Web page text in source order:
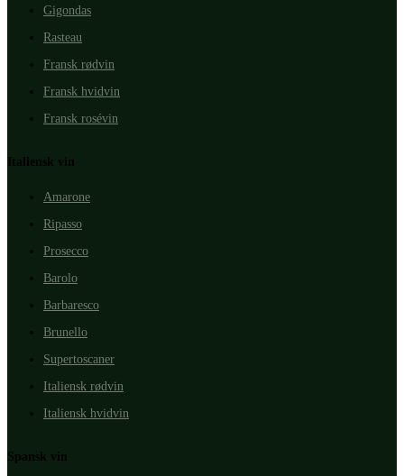
Gigondas
Rasteau
Fransk rødvin
Fransk hvidvin
Fransk rosévin
Italiensk vin
Amarone
Ripasso
Prosecco
Barolo
Barbaresco
Brunello
Supertoscaner
Italiensk rødvin
Italiensk hvidvin
Spansk vin